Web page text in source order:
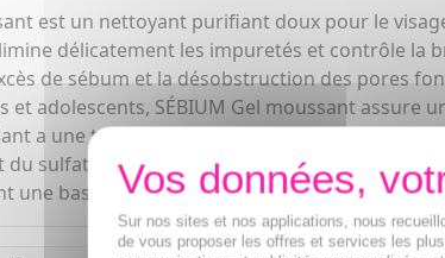
est un nettoyant purifiant doux pour le
délicatement les impuretés et contrôle la
de sébum et la désobstruction des pores
et adolescents, SÉBIUM Gel moussant assure
a une texture de gel moussant pour une
sulfate de zinc et du sulfate de cuivre qui
une base lavante sans savon ultra douce qui
Sur nos sites et nos applications, nous
de vous proposer les offres et services les